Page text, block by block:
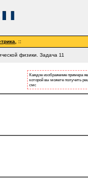
::
физики. Задача 11
Каждое изображение примера
которой вы можете получить
смс